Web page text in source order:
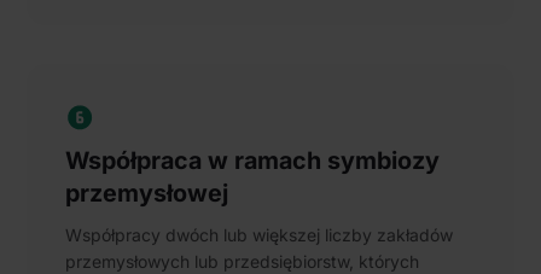
Współpraca w ramach symbiozy
przemysłowej
Współpracy dwóch lub większej liczby zakładów
przemysłowych lub przedsiębiorstw, których